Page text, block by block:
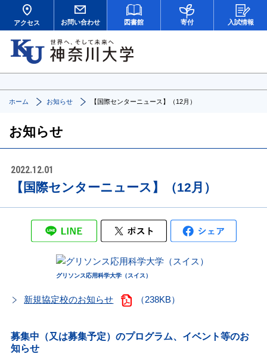
アクセス お問い合わせ 図書館 寄付 入試情報
ホーム お知らせ 【国際センターニュース】（12月）
お知らせ
2022.12.01
【国際センターニュース】（12月）
グリソンス応用科学大学（スイス）
新規協定校のお知らせ （238KB）
募集中（又は募集予定）のプログラム、イベント等のお
知らせ